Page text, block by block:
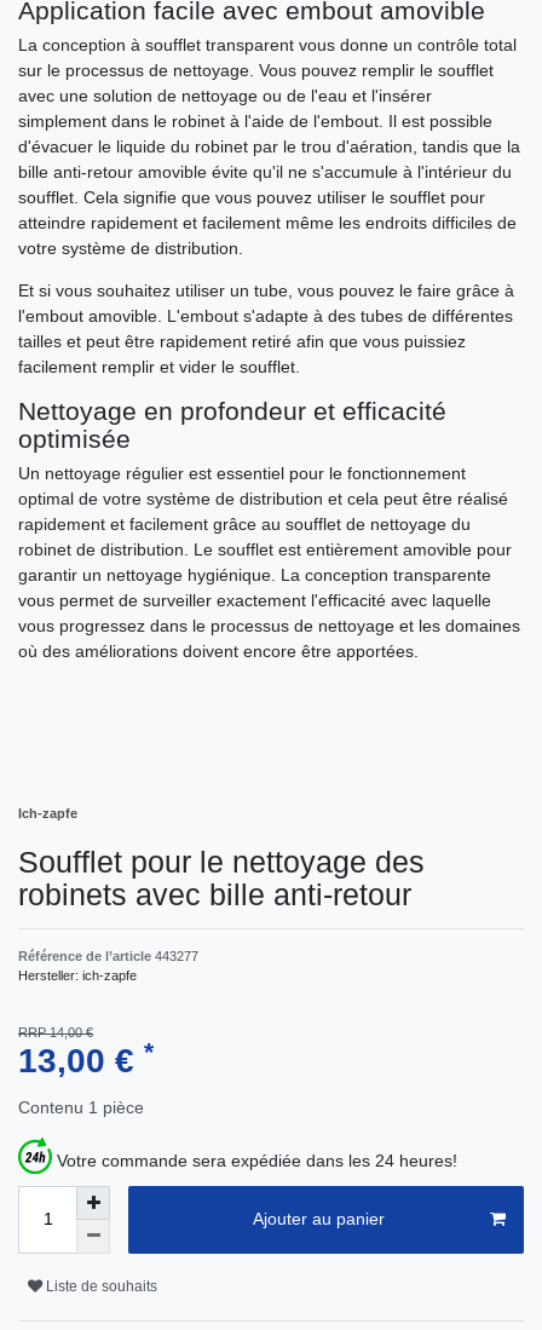
Application facile avec embout amovible
La conception à soufflet transparent vous donne un contrôle total
sur le processus de nettoyage. Vous pouvez remplir le soufflet
avec une solution de nettoyage ou de l'eau et l'insérer
simplement dans le robinet à l'aide de l'embout. Il est possible
d'évacuer le liquide du robinet par le trou d'aération, tandis que la
bille anti-retour amovible évite qu'il ne s'accumule à l'intérieur du
soufflet. Cela signifie que vous pouvez utiliser le soufflet pour
atteindre rapidement et facilement même les endroits difficiles de
votre système de distribution.
Et si vous souhaitez utiliser un tube, vous pouvez le faire grâce à
l'embout amovible. L'embout s'adapte à des tubes de différentes
tailles et peut être rapidement retiré afin que vous puissiez
facilement remplir et vider le soufflet.
Nettoyage en profondeur et efficacité
optimisée
Un nettoyage régulier est essentiel pour le fonctionnement
optimal de votre système de distribution et cela peut être réalisé
rapidement et facilement grâce au soufflet de nettoyage du
robinet de distribution. Le soufflet est entièrement amovible pour
garantir un nettoyage hygiénique. La conception transparente
vous permet de surveiller exactement l'efficacité avec laquelle
vous progressez dans le processus de nettoyage et les domaines
où des améliorations doivent encore être apportées.
Ich-zapfe
Soufflet pour le nettoyage des
robinets avec bille anti-retour
Référence de l’article 443277
Hersteller: ich-zapfe
RRP 14,00 €
13,00 € *
Contenu 1 pièce
Votre commande sera expédiée dans les 24 heures!
Ajouter au panier
Liste de souhaits